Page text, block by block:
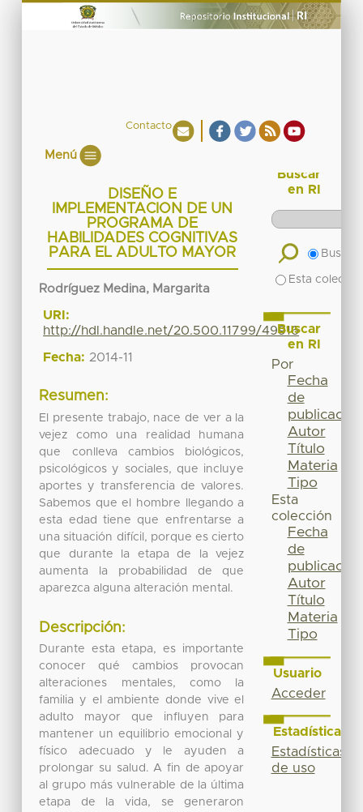
Contacto
Menú
DISEÑO E
IMPLEMENTACION DE UN
PROGRAMA DE
HABILIDADES COGNITIVAS
PARA EL ADULTO MAYOR
Rodríguez Medina, Margarita
URI:
http://hdl.handle.net/20.500.11799/49916
Fecha: 2014-11
Resumen:
El presente trabajo, nace de ver a la
vejez como una realidad humana
que conlleva cambios biológicos,
psicológicos y sociales, que incluye
aportes y transferencia de valores.
Sabemos que el hombre llegando a
esta edad tiene que enfrentarse a
una situación difícil, porque es cierto
que durante la etapa de la vejez
aumenta la probabilidad de que
aparezca alguna alteración mental.
Descripción:
Durante esta etapa, es importante
conocer qué cambios provocan
alteraciones mentales, como la
familia y el ambiente donde vive el
adulto mayor que influyen para
mantener un equilibrio emocional y
físico adecuado y le ayuden a
prolongar su salud. A fin de apoyar
al grupo más vulnerable de la última
etapa de la vida, se generaron
Buscar
en RI
Buscar
Esta
Buscar
en RI
Por
Fecha
de
publicación
Autor
Título
Materia
Tipo
Esta
colección
Fecha
de
publicación
Autor
Título
Materia
Tipo
Usuario
Acceder
Estadísticas
Estadísticas
de uso